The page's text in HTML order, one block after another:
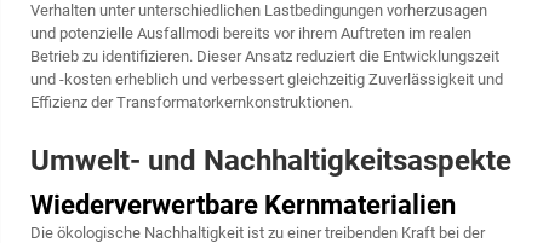
Verhalten unter unterschiedlichen Lastbedingungen vorherzusagen
und potenzielle Ausfallmodi bereits vor ihrem Auftreten im realen
Betrieb zu identifizieren. Dieser Ansatz reduziert die Entwicklungszeit
und -kosten erheblich und verbessert gleichzeitig Zuverlässigkeit und
Effizienz der Transformatorkernkonstruktionen.
Umwelt- und Nachhaltigkeitsaspekte
Wiederverwertbare Kernmaterialien
Die ökologische Nachhaltigkeit ist zu einer treibenden Kraft bei der